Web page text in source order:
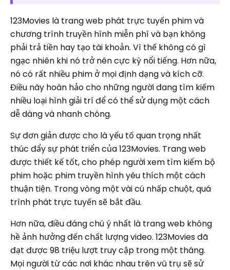
123Movies là trang web phát trực tuyến phim và
chương trình truyền hình miễn phí và bạn không
phải trả tiền hay tạo tài khoản. Vì thế không có gì
ngạc nhiên khi nó trở nên cực kỳ nổi tiếng. Hơn nữa,
nó có rất nhiều phim ở mọi định dạng và kích cỡ.
Điều này hoàn hảo cho những người đang tìm kiếm
nhiều loại hình giải trí để có thể sử dụng một cách
dễ dàng và nhanh chóng.
Sự đơn giản được cho là yếu tố quan trọng nhất
thúc đẩy sự phát triển của 123Movies. Trang web
được thiết kế tốt, cho phép người xem tìm kiếm bộ
phim hoặc phim truyền hình yêu thích một cách
thuận tiện. Trong vòng một vài cú nhấp chuột, quá
trình phát trực tuyến sẽ bắt đầu.
Hơn nữa, điều đáng chú ý nhất là trang web không
hề ảnh hưởng đến chất lượng video. 123Movies đã
đạt được 98 triệu lượt truy cập trong một tháng.
Mọi người từ các nơi khác nhau trên vũ trụ sẽ sử